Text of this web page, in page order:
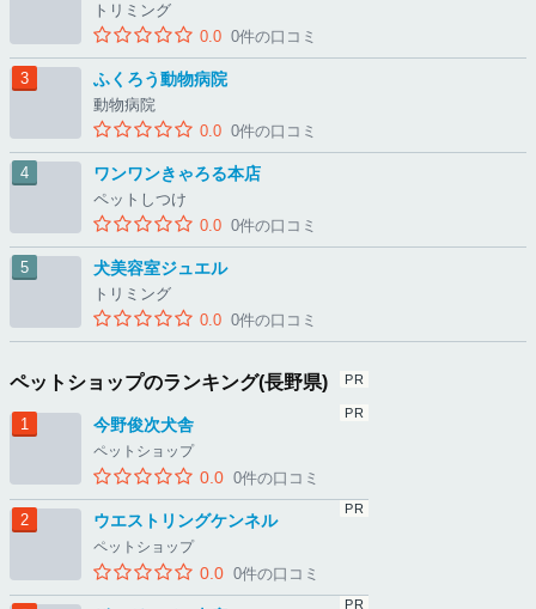
トリミング
0.0 0件の口コミ
ふくろう動物病院
動物病院
0.0 0件の口コミ
ワンワンきゃろる本店
ペットしつけ
0.0 0件の口コミ
犬美容室ジュエル
トリミング
0.0 0件の口コミ
ペットショップのランキング(長野県)
今野俊次犬舎
ペットショップ
0.0 0件の口コミ
ウエストリングケンネル
ペットショップ
0.0 0件の口コミ